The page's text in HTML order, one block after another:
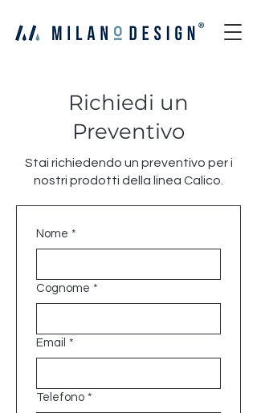
Richiedi un
Preventivo
Stai richiedendo un preventivo per i
nostri prodotti della linea Calico.
Nome *
Cognome *
Email *
Telefono *